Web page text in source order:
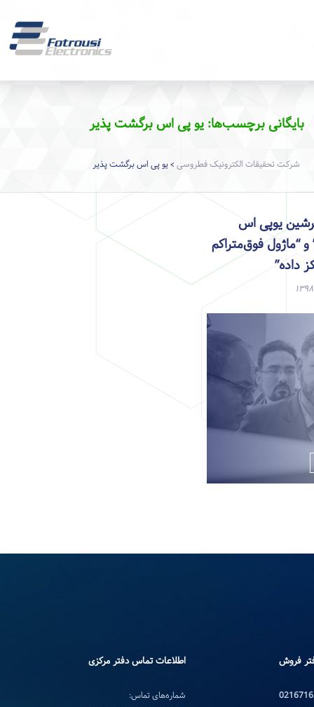
بایگانی برچسب‌ها: یو پی اس برگشت پذیر
شرکت تحقیقات الکترونیک فطروسی > یو پی اس برگشت پذیر
یوپی اس
“ماژول فوق‌متراکم
داده”
اطلاعات تماس دفتر مرکزی
شماره‌های تماس:
فروش